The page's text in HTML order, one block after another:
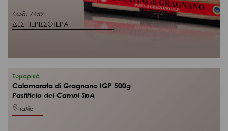
Κωδ. 7459
ΔΕΣ ΠΕΡΙΣΣΟΤΕΡΑ
Ζυμαρικά
Calamarata di Gragnano IGP 500g
Pastificio dei Campi SpA
Ιταλία